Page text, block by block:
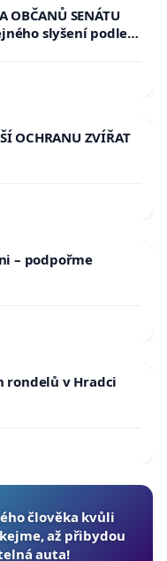
OBČANŮ SENÁTU
slyšení podle §
na přijetí
na prezidenta
OCHRANU ZVÍŘAT
– podpořme
rondelů v Hradci
člověka kvůli
až přibydou
auta!